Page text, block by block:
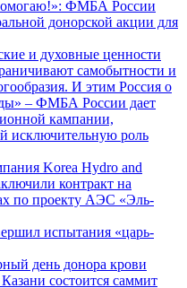
ФМБА России
донорской акции для
и духовные ценности
самобытности и
И этим Россия о
– ФМБА России дает
кампании,
исключительную роль
Korea Hydro and
контракт на
по проекту АЭС «Эль-
испытания «царь-
день донора крови
состоится саммит